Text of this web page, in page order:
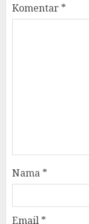
Komentar *
Nama *
Email *